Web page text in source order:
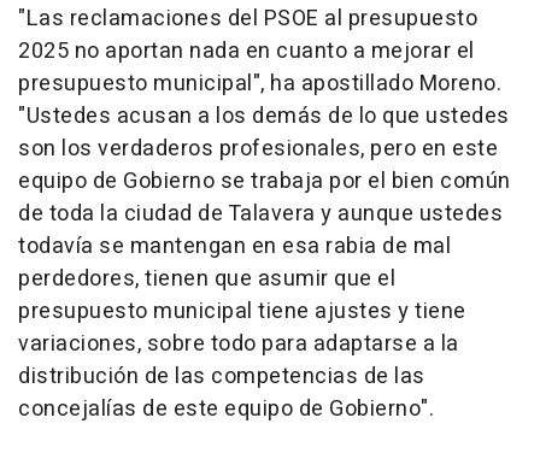
"Las reclamaciones del PSOE al presupuesto
2025 no aportan nada en cuanto a mejorar el
presupuesto municipal", ha apostillado Moreno.
"Ustedes acusan a los demás de lo que ustedes
son los verdaderos profesionales, pero en este
equipo de Gobierno se trabaja por el bien común
de toda la ciudad de Talavera y aunque ustedes
todavía se mantengan en esa rabia de mal
perdedores, tienen que asumir que el
presupuesto municipal tiene ajustes y tiene
variaciones, sobre todo para adaptarse a la
distribución de las competencias de las
concejalías de este equipo de Gobierno".